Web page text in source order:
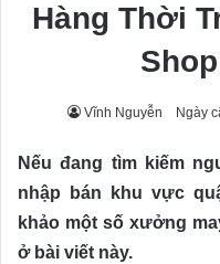
Hàng Thời
Vĩnh Nguyễn Ngày
Nếu đang tìm kiếm
nhập bán khu vực
khảo một số xưởng
ở bài viết này.